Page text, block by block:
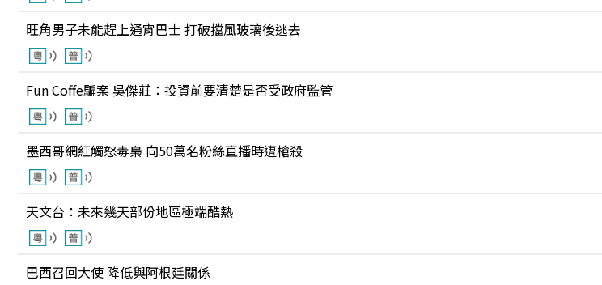
旺角男子未能趕上通宵巴士 打破擋風玻璃後逃去
Fun Coffe騙案 吳傑莊：投資前要清楚是否受政府監管
墨西哥網紅觸怒毒梟 向50萬名粉絲直播時遭槍殺
天文台：未來幾天部份地區極端酷熱
巴西召回大使 降低與阿根廷關係